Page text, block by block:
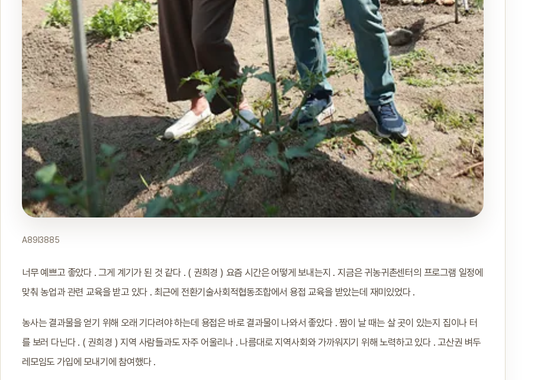
A89I3885
너무 예쁘고 좋았다 . 그게 계기가 된 것 같다 . ( 권희경 ) 요즘 시간은 어떻게 보내는지 . 지금은 귀농귀촌센터의 프로그램 일정에
맞춰 농업과 관련 교육을 받고 있다 . 최근에 전환기술사회적협동조합에서 용접 교육을 받았는데 재미있었다 .
농사는 결과물을 얻기 위해 오래 기다려야 하는데 용접은 바로 결과물이 나와서 좋았다 . 짬이 날 때는 살 곳이 있는지 집이나 터
를 보러 다닌다 . ( 권희경 ) 지역 사람들과도 자주 어울리나 . 나름대로 지역사회와 가까워지기 위해 노력하고 있다 . 고산권 벼두
레모임도 가입에 모내기에 참여했다 .